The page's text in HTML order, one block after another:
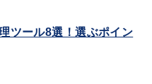
ツール8選！選ぶポイン